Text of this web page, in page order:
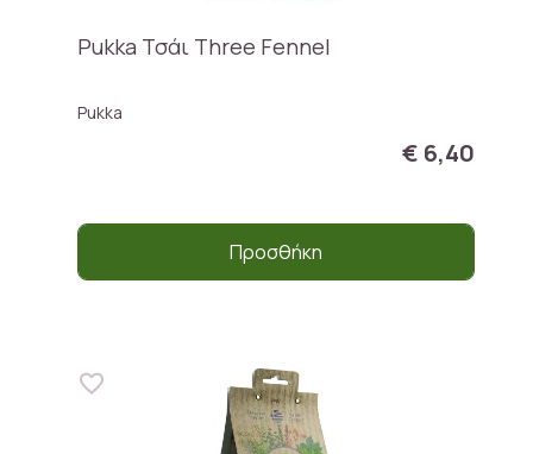
Pukka Τσάι Three Fennel
Pukka
€ 6,40
Προσθήκη